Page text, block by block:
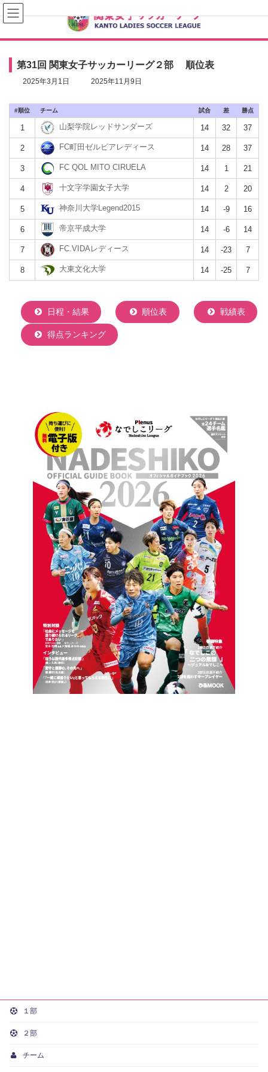
コ
ン
テ
ン
ナ
ビ
ゲ
ー
第31回 関東女子サッカーリーグ２部 順位表
2025年3月1日
最
時
2025年11月9日
# チーム 試合 差 勝点
1 山梨学院レッドサンダーズ 14 32 37
2 FC町田ゼルビアレディース 14 28 37
3 FC QOL MITO CIRUELA 14 1 21
4 十文字学園女子大学 14 2 20
5 神奈川大学Legend2015 14 -9 16
6 帝京平成⼤学 14 -6 14
7 FC.VIDAレディース 14 -23 7
8 大東文化大学 14 -25 7
日程・結果 順位表 戦績表
得点ランキング
１部
２部
チーム